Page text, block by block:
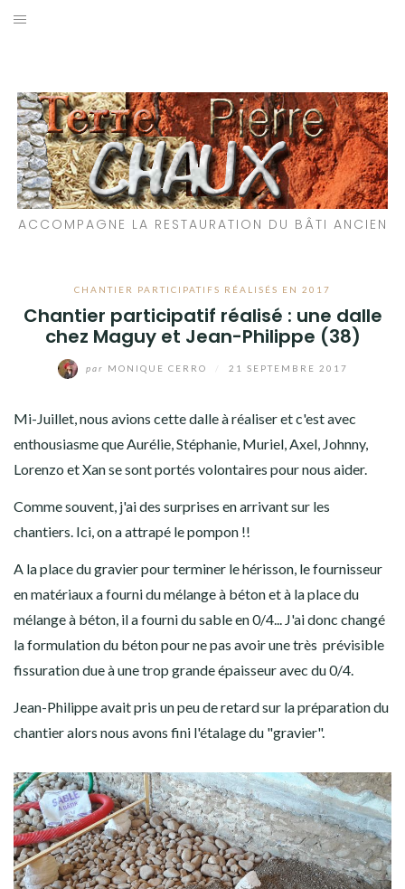
Aller
ACCOMPAGNE LA RESTAURATION DU BÂTI ANCIEN
CHANTIER PARTICIPATIFS RÉALISÉS EN 2017
Chantier participatif réalisé : une dalle
chez Maguy et Jean-Philippe (38)
par MONIQUE CERRO 21 SEPTEMBRE 2017
Mi-Juillet, nous avions cette dalle à réaliser et c'est avec
enthousiasme que Aurélie, Stéphanie, Muriel, Axel, Johnny,
Lorenzo et Xan se sont portés volontaires pour nous aider.
Comme souvent, j'ai des surprises en arrivant sur les
chantiers. Ici, on a attrapé le pompon !!
A la place du gravier pour terminer le hérisson, le fournisseur
en matériaux a fourni du mélange à béton et à la place du
mélange à béton, il a fourni du sable en 0/4... J'ai donc changé
la formulation du béton pour ne pas avoir une très prévisible
fissuration due à une trop grande épaisseur avec du 0/4.
Jean-Philippe avait pris un peu de retard sur la préparation du
chantier alors nous avons fini l'étalage du "gravier".
PARTICIPATIFS
CHANTIERS RÉALISÉS
QUE PROPOSONS-NOUS ?